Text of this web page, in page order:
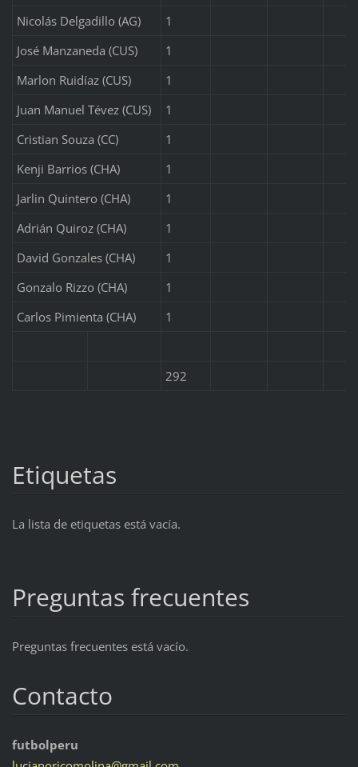
Nicolás Delgadillo (AG)
1
José Manzaneda (CUS)
1
Marlon Ruidíaz (CUS)
1
Juan Manuel Tévez (CUS)
1
Cristian Souza (CC)
1
Kenji Barrios (CHA)
1
Jarlin Quintero (CHA)
1
Adrián Quiroz (CHA)
1
David Gonzales (CHA)
1
Gonzalo Rizzo (CHA)
1
Carlos Pimienta (CHA)
1
292
Etiquetas
La lista de etiquetas está vacía.
Preguntas frecuentes
Preguntas frecuentes está vacío.
Contacto
futbolperu